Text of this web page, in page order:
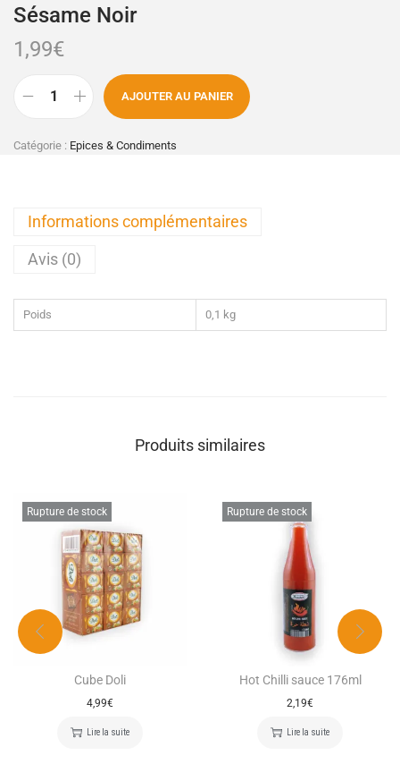
Sésame Noir
1,99€
AJOUTER AU PANIER
Catégorie : Epices & Condiments
Informations complémentaires
Avis (0)
Poids 0,1 kg
Produits similaires
Rupture de stock
Cube Doli
4,99€
Lire la suite
Rupture de stock
Hot Chilli sauce 176ml
2,19€
Lire la suite